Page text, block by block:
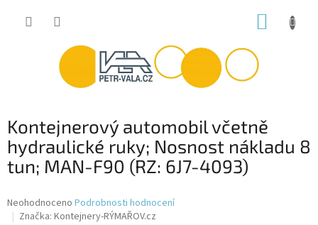
Kontejnerový automobil včetně
hydraulické ruky; Nosnost nákladu 8
tun; MAN-F90 (RZ: 6J7-4093)
Průměrné
hodnocení
Neohodnoceno Podrobnosti hodnocení
Značka: Kontejnery-RÝMAŘOV.cz